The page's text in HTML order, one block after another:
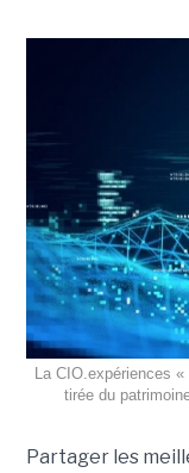
La CIO.expériences
tirée du
Partager les